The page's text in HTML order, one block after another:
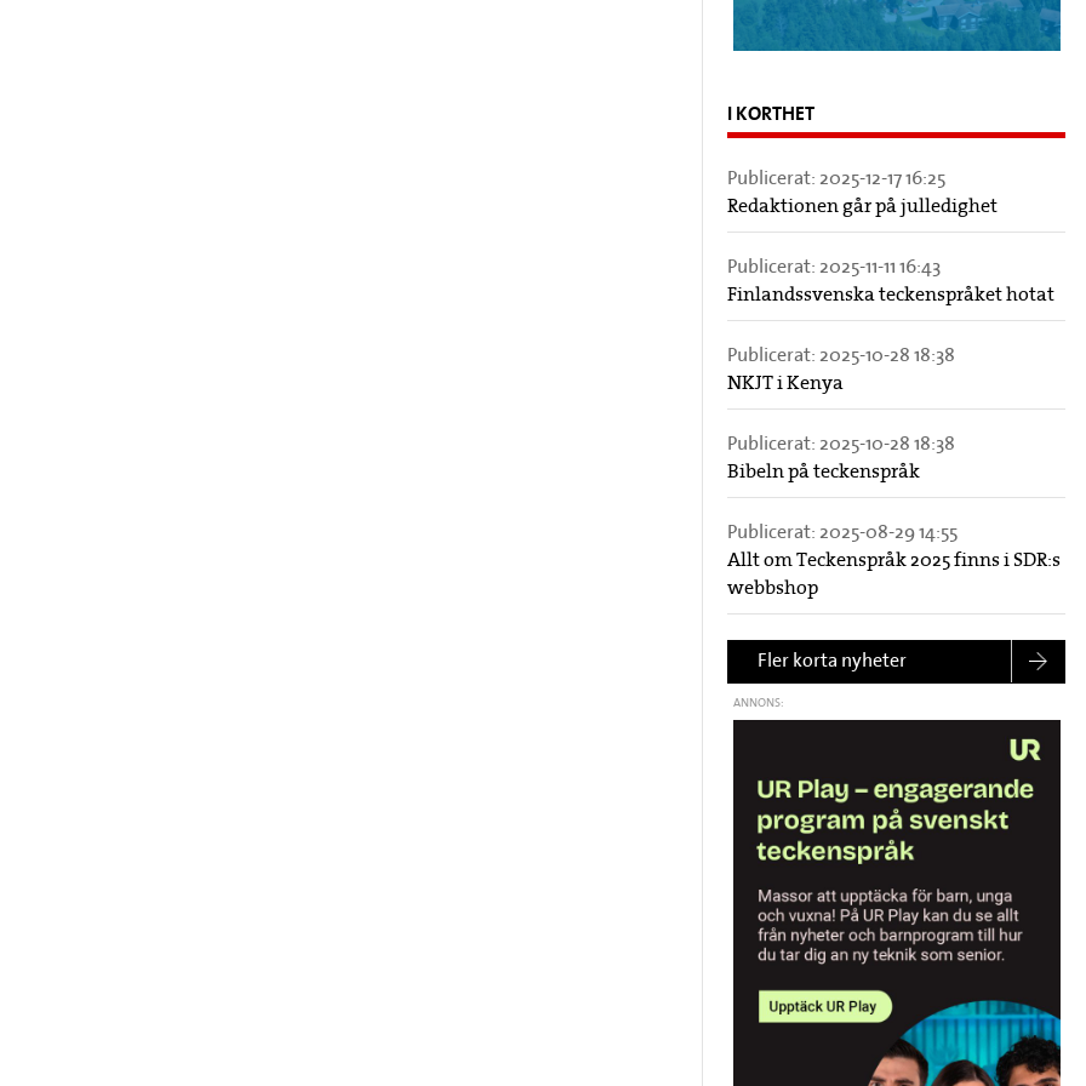
I KORTHET
Publicerat: 2025-12-17 16:25
Redaktionen går på julledighet
Publicerat: 2025-11-11 16:43
Finlandssvenska teckenspråket hotat
Publicerat: 2025-10-28 18:38
NKJT i Kenya
Publicerat: 2025-10-28 18:38
Bibeln på teckenspråk
Publicerat: 2025-08-29 14:55
Allt om Teckenspråk 2025 finns i SDR:s
webbshop
Fler korta nyheter
ANNONS: